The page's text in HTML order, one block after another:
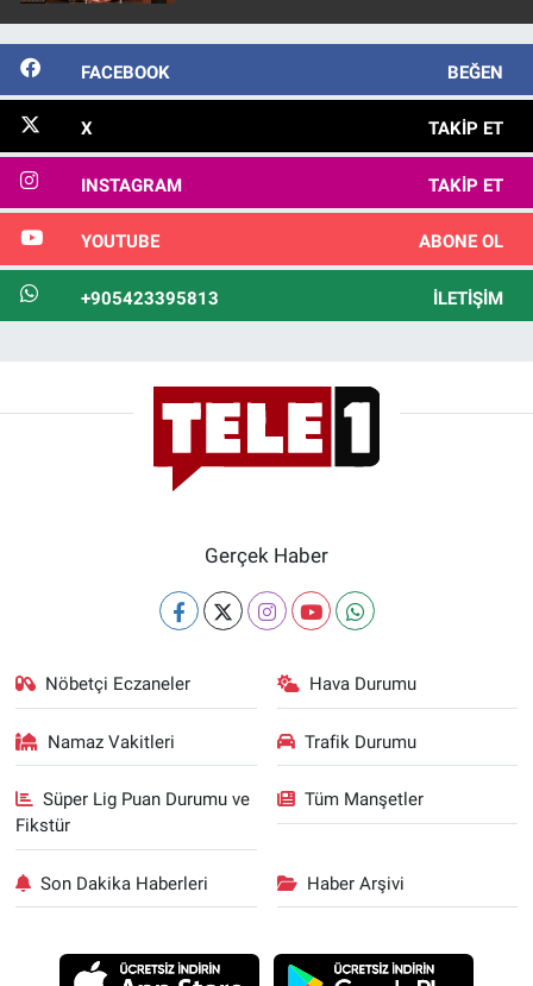
FACEBOOK BEĞEN
X TAKIP ET
INSTAGRAM TAKIP ET
YOUTUBE ABONE OL
+905423395813 İLETIŞIM
Gerçek Haber
Nöbetçi Eczaneler Hava Durumu
Namaz Vakitleri Trafik Durumu
Süper Lig Puan Durumu ve
Fikstür
Tüm Manşetler
Son Dakika Haberleri Haber Arşivi